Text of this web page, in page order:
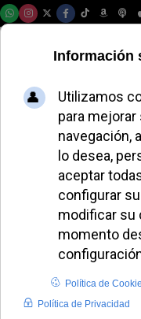
Los
JAVIER RUIZ ARREGUI
MIÉRCOLES, 13 MAYO